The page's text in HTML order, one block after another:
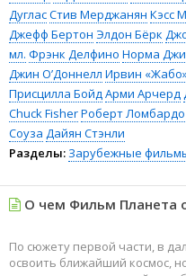
ДугласСтив Мерджанян Кэсс
Джефф Бертон Элдон Бёрк
мл. Фрэнк Делфино Норма
Джин О’Доннелл Ирвин
Присцилла БойдАрми Арчерд
Chuck FisherРоберт Ломбардо
Соуза Дайян Стэнли
Разделы: Зарубежные
О чем Фильм Планета
По сюжету первой части, в
освоить ближайший космос,